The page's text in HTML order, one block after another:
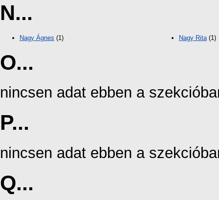
N...
Nagy Ágnes (1) Nagy Rita(1)
O...
nincsen adat ebben a
P...
nincsen adat ebben a
Q...